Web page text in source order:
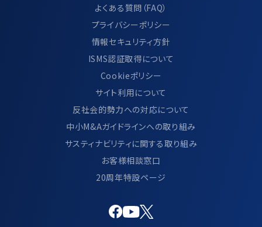
よくある質問（FAQ）
プライバシーポリシー
情報セキュリティ方針
ISMS認証取得について
Cookieポリシー
サイト利用について
反社会的勢力への対応について
中小M&Aガイドラインへの取り組み
サスティナビリティに関する取り組み
お客様相談窓口
20周年特設ページ